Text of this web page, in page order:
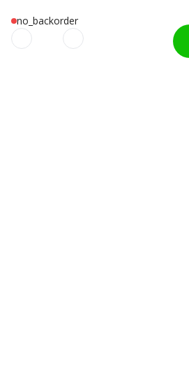
no_backorder